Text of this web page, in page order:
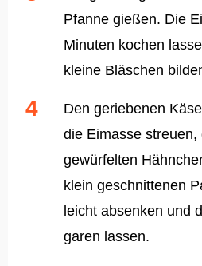
Pfanne gießen. Die
Minuten kochen
kleine Bläschen
Den geriebenen
die Eimasse streuen,
gewürfelten
klein geschnittenen
leicht absenken und
garen lassen.